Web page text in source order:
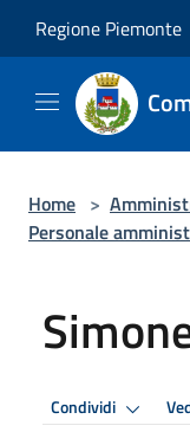
Regione Piemonte
Home >
Personale
Condividi